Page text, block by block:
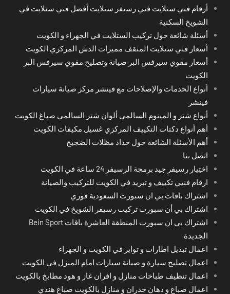
أرقام فني ستلايت فني رسيفر ستلايت أفضل فني ستلايت في
الشويخ السكنية
أسئلة شائعة حول تركيب الستلايت في الجهراء و الكويت
أسعار فني ستلايت المنقف مميزات الدش المركزي الكويت
أسعار مقوي سيرفس البر صيانة وتصليح مقوي سيرفس البر
الكويت
أنواع الخدمات والإصلاحات مع فينشر مركز صيانة سيارات
فينشر
أنواع شتر و المينوم السالمي ألوان شتر السالمي صباغ الكويت
أهم أنواع دكتات التكييف المركزي غسيل مكيفات الكويت
أهم الأسئلة الشائعة حول حداد مظلات الضجيج
اتصل بنا
اختِيار رسيفر جيد برمجة الرسيفر 24 ساعة في الكويت
ارقام فنيي تكييف و تبريد في الكويت للتركيب والصيانة
اشتراك باقات بي ان سبورت السعودية فوري
اشتراك بي أن سبورت تركيب رسيفر الشويخ في الكويت
اشتراك بي ان سبورت المنطقة العاشرة باقات Bein Sport
الجديدة
اعمال تبديل اطارات و تواير في الكويت و الجهراء
اعمال تصليح سيارة و صيانة سيارات امام المنزل في الكويت
اعمال تنظيف طباخات منازل و افران غاز و هود مطابخ بالكويت
اعمال صباغ و دهان جدران و منازل بالكويت صباغ هندي